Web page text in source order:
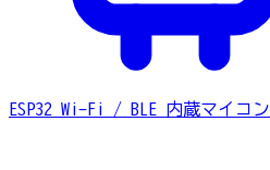
ESP32 Wi-Fi / BLE 内蔵マイコン